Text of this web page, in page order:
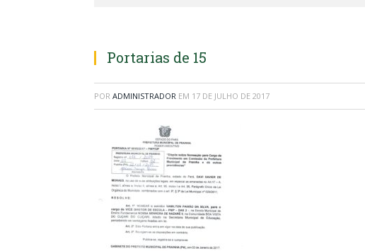
Portarias de 15
POR ADMINISTRADOR EM 17 DE JULHO DE 2017